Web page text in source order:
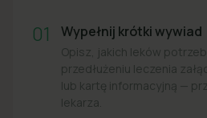
01 Wypełnij krótki wywiad
Opisz, jakich leków
przedłużeniu leczenia
lub kartę informacyjną —
lekarza.